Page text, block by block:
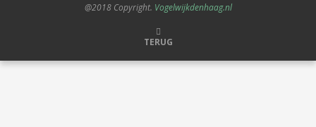
@2018 Copyright. Vogelwijkdenhaag.nl
TERUG